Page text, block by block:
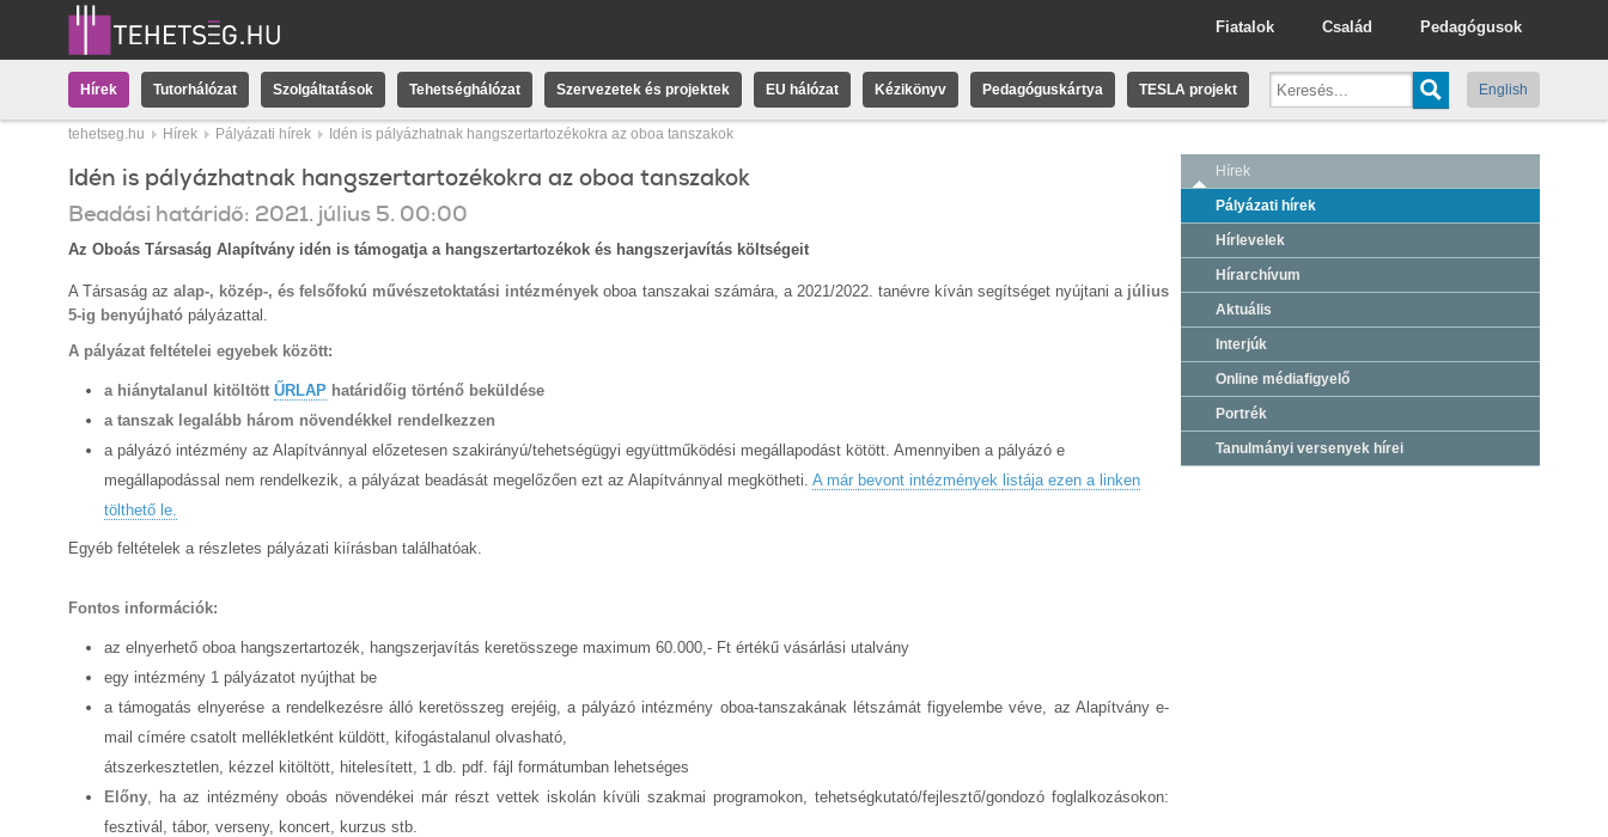
Pedagógusok
Család
Fiatalok
Hírek Tutorhálózat Szolgáltatások Tehetséghálózat Szervezetek és projektek EU hálózat Kézikönyv Pedagóguskártya TESLA projekt English
tehetseg.hu Hírek Pályázati hírek Idén is pályázhatnak hangszertartozékokra az oboa tanszakok
Idén is pályázhatnak hangszertartozékokra az oboa tanszakok
Beadási határidő: 2021. július 5. 00:00
Az Oboás Társaság Alapítvány idén is támogatja a hangszertartozékok és hangszerjavítás költségeit
A Társaság azalap-, közép-, és felsőfokú művészetoktatási intézmények oboa tanszakai számára, a 2021/2022. tanévre kíván segítséget nyújtani ajúlius
5-ig benyújható pályázattal.
A pályázat feltételei egyebek között:
a hiánytalanul kitöltött ŰRLAP határidőig történő beküldése
a tanszak legalább három növendékkel rendelkezzen
a pályázó intézmény az Alapítvánnyal előzetesen szakirányú/tehetségügyi együttműködési megállapodást kötött. Amennyiben a pályázó e
megállapodással nem rendelkezik, a pályázat beadását megelőzően ezt az Alapítvánnyal megkötheti. A már bevont intézmények listája ezen a linken
tölthető le.
Egyéb feltételek a részletes pályázati kiírásban találhatóak.
Fontos információk:
az elnyerhető oboa hangszertartozék, hangszerjavítás keretösszege maximum 60.000,- Ft értékű vásárlási utalvány
egy intézmény 1 pályázatot nyújthat be
a támogatás elnyerése a rendelkezésre álló keretösszeg erejéig, a pályázó intézmény oboa-tanszakának létszámát figyelembe véve, az Alapítvány e-
mail címére csatolt mellékletként küldött, kifogástalanul olvasható,
átszerkesztetlen, kézzel kitöltött, hitelesített, 1 db. pdf. fájl formátumban lehetséges
Előny, ha az intézmény oboás növendékei már részt vettek iskolán kívüli szakmai programokon, tehetségkutató/fejlesztő/gondozó foglalkozásokon:
fesztivál, tábor, verseny, koncert, kurzus stb.
Hírek
Pályázati hírek
Hírlevelek
Hírarchívum
Aktuális
Interjúk
Online médiafigyelő
Portrék
Tanulmányi versenyek hírei